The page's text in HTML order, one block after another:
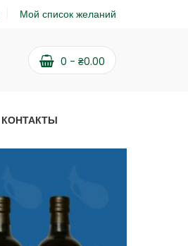
Мой список желаний
0 - ₴0.00
КОНТАКТЫ